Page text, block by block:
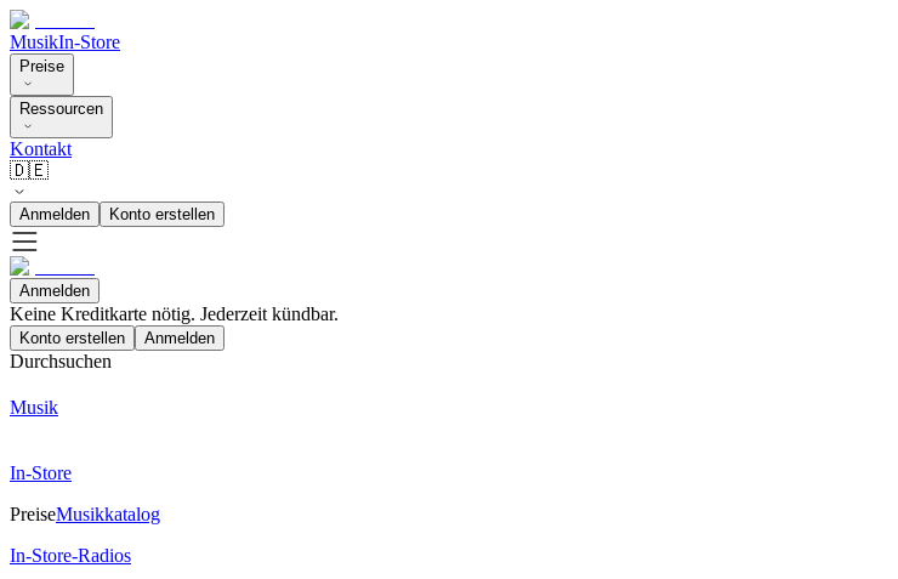
MusikIn-Store
Preise
Ressourcen
Kontakt
🇩🇪
Anmelden Konto erstellen
Anmelden
Keine Kreditkarte nötig. Jederzeit kündbar.
Konto erstellen Anmelden
Durchsuchen
Musik
In-Store
PreiseMusikkatalog
In-Store-Radios